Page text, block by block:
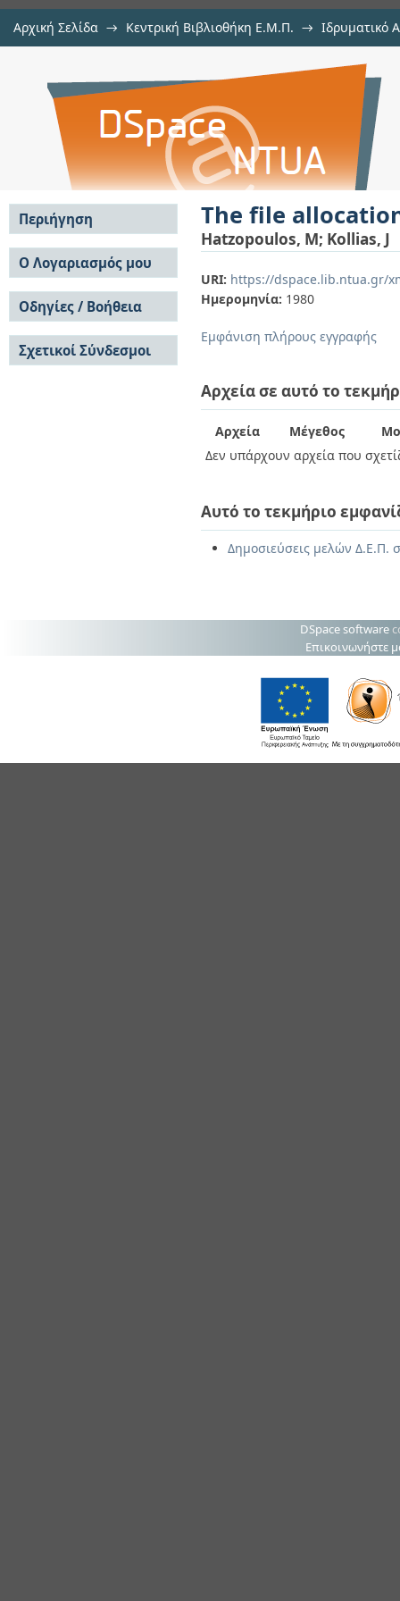
Αρχική Σελίδα → Κεντρική Βιβλιοθήκη Ε.Μ.Π. → Ιδρυματικό
The file allocation problem under
The file
Hatzopoulos, M; Kollias, J
URI: https://dspace.lib.ntua.gr/
Ημερομηνία: 1980
Εμφάνιση πλήρους εγγραφής
Αρχεία σε αυτό το
Αρχεία Μέγεθος
Δεν υπάρχουν αρχεία που
Αυτό το τεκμήριο
Δημοσιεύσεις μελών Δ.Ε.Π.
Περιήγηση
Σε όλο το DSpace
Κοινότητες & Συλλογές
Ανά Ημερομηνία
Έκδοσης
Συγγραφείς
Τίτλοι
Θέματα
Ο Λογαριασμός μου
Σύνδεση
Εγγραφή
Οδηγίες / Βοήθεια
Οδηγίες Υποβολής
Οδηγίες Χρήσης ΙΑ
Συχνές Ερωτήσεις
Σχετικοί Σύνδεσμοι
DSpace software
Επικοινωνήστε